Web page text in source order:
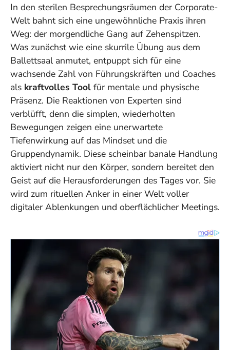
In den sterilen Besprechungsräumen der Corporate-
Welt bahnt sich eine ungewöhnliche Praxis ihren
Weg: der morgendliche Gang auf Zehenspitzen.
Was zunächst wie eine skurrile Übung aus dem
Ballettsaal anmutet, entpuppt sich für eine
wachsende Zahl von Führungskräften und Coaches
als kraftvolles Tool für mentale und physische
Präsenz. Die Reaktionen von Experten sind
verblüfft, denn die simplen, wiederholten
Bewegungen zeigen eine unerwartete
Tiefenwirkung auf das Mindset und die
Gruppendynamik. Diese scheinbar banale Handlung
aktiviert nicht nur den Körper, sondern bereitet den
Geist auf die Herausforderungen des Tages vor. Sie
wird zum rituellen Anker in einer Welt voller
digitaler Ablenkungen und oberflächlicher Meetings.